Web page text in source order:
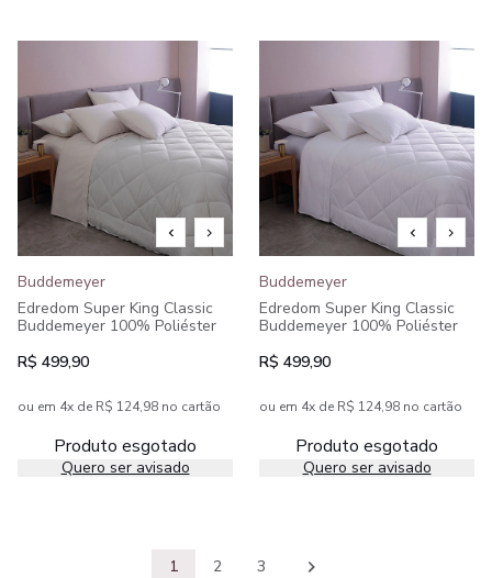
Buddemeyer
Edredom Super King Classic
Buddemeyer 100% Poliéster
R$ 499,90
ou em 4x de R$ 124,98 no cartão
Produto esgotado
Quero ser avisado
Buddemeyer
Edredom Super King Classic
Buddemeyer 100% Poliéster
R$ 499,90
ou em 4x de R$ 124,98 no cartão
Produto esgotado
Quero ser avisado
1 2 3